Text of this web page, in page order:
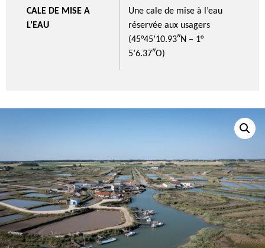
CALE DE MISE A
L’EAU
Une cale de mise à l’eau
réservée aux usagers
(45°45’10.93″N – 1°
5’6.37″O)